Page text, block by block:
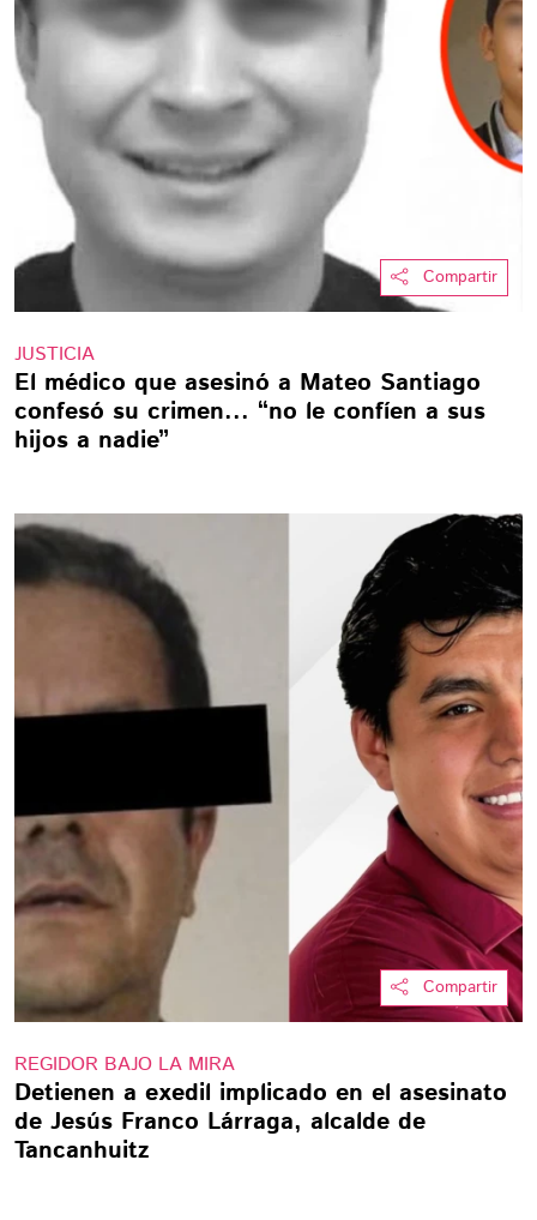
Compartir
JUSTICIA
El médico que asesinó a Mateo Santiago
confesó su crimen... “no le confíen a sus
hijos a nadie”
Compartir
REGIDOR BAJO LA MIRA
Detienen a exedil implicado en el asesinato
de Jesús Franco Lárraga, alcalde de
Tancanhuitz